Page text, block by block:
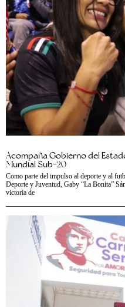
Acompaña Gobierno del
Mundial Sub-20
Como parte del impulso al deporte y al
Deporte y Juventud, Gaby “La Bonita”
victoria de